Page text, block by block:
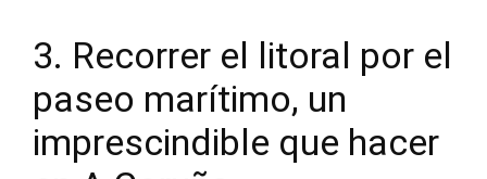
3. Recorrer el litoral por el
paseo marítimo, un
imprescindible que hacer